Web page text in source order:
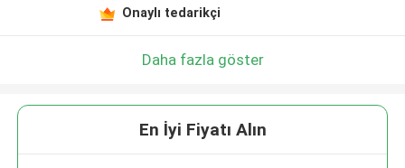
Onaylı tedarikçi
Daha fazla göster
En İyi Fiyatı Alın